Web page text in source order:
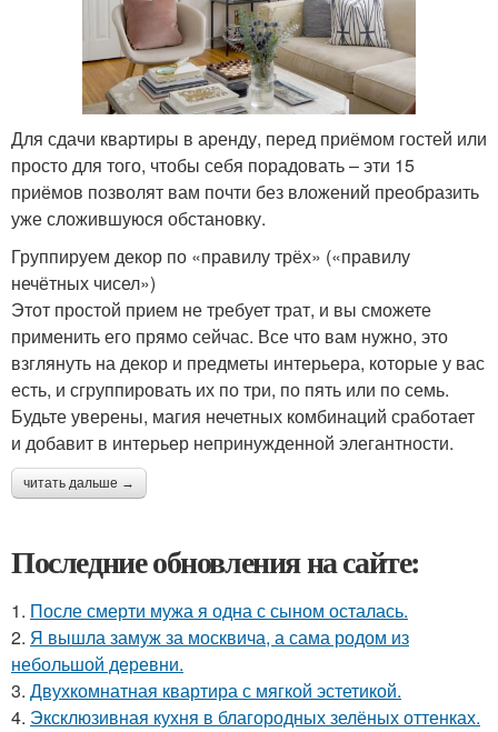
Для сдачи квартиры в аренду, перед приёмом гостей или
просто для того, чтобы себя порадовать – эти 15
приёмов позволят вам почти без вложений преобразить
уже сложившуюся обстановку.
Группируем декор по «правилу трёх» («правилу
нечётных чисел»)
Этот простой прием не требует трат, и вы сможете
применить его прямо сейчас. Все что вам нужно, это
взглянуть на декор и предметы интерьера, которые у вас
есть, и сгруппировать их по три, по пять или по семь.
Будьте уверены, магия нечетных комбинаций сработает
и добавит в интерьер непринужденной элегантности.
читать дальше →
Последние обновления на сайте:
1. После смерти мужа я одна с сыном осталась.
2. Я вышла замуж за москвича, а сама родом из
небольшой деревни.
3. Двухкомнатная квартира с мягкой эстетикой.
4. Эксклюзивная кухня в благородных зелёных оттенках.